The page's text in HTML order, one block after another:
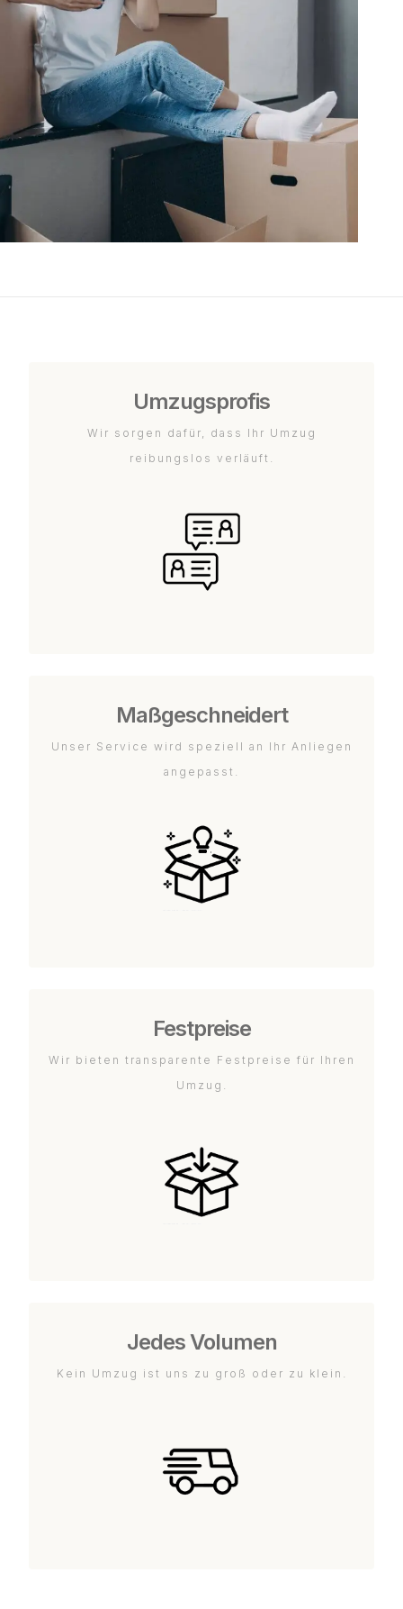
Umzugsprofis
Wir sorgen dafür, dass Ihr Umzug
reibungslos verläuft.
Maßgeschneidert
Unser Service wird speziell an Ihr Anliegen
angepasst.
Festpreise
Wir bieten transparente Festpreise für Ihren
Umzug.
Jedes Volumen
Kein Umzug ist uns zu groß oder zu klein.